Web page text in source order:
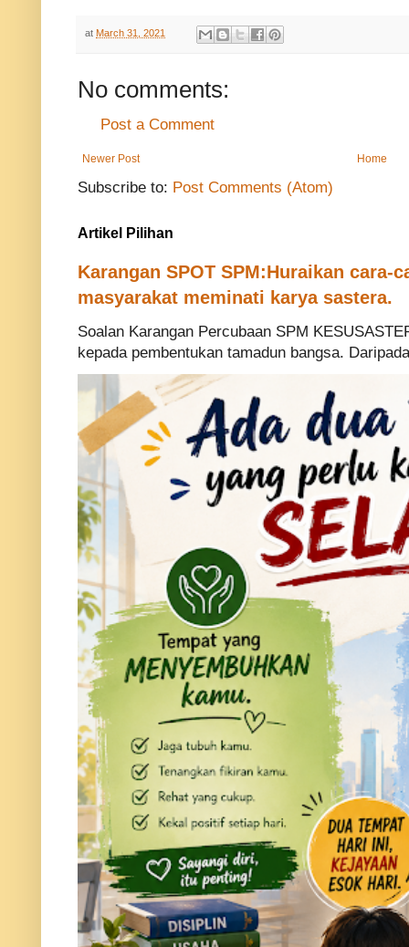
at March 31, 2021
No comments:
Post a Comment
Newer Post Home
Subscribe to: Post Comments (Atom)
Artikel Pilihan
Karangan SPOT SPM:Huraikan cara-
masyarakat meminati karya sastera.
Soalan Karangan Percubaan SPM
kepada pembentukan tamadun bangsa.